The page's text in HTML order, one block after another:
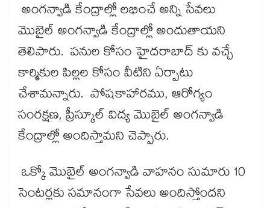
అంగన్వాడి కేంద్రాల్లో లభించే అన్ని సేవలు
మొబైల్ అంగన్వాడి కేంద్రాల్లో అందుతాయని
తెలిపారు. పనుల కోసం హైదరాబాద్ కు వచ్చే
కార్మికుల పిల్లల కోసం వీటిని ఏర్పాటు
చేశామన్నారు. పోషకాహారము, ఆరోగ్యం
సంరక్షణ, ప్రీస్కూల్ విద్య మొబైల్ అంగన్వాడి
కేంద్రాల్లో అందిస్తామని చెప్పారు.
ఒక్కో మొబైల్ అంగన్వాడి వాహనం సుమారు 10
సెంటర్లకు సమానంగా సేవలు అందిస్తోందని